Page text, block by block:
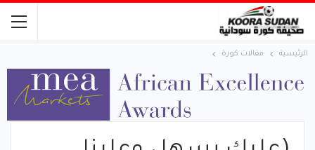
الرئيسية مقالات كورة